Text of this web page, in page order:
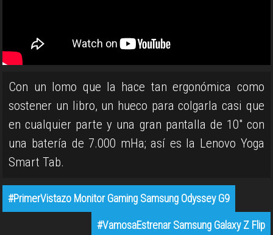
Con un lomo que la hace tan ergonómica como
sostener un libro, un hueco para colgarla casi que
en cualquier parte y una gran pantalla de 10" con
una batería de 7.000 mHa; así es la Lenovo Yoga
Smart Tab.
#PrimerVistazo Monitor Gaming Samsung Odyssey G9
#VamosaEstrenar Samsung Galaxy Z Flip